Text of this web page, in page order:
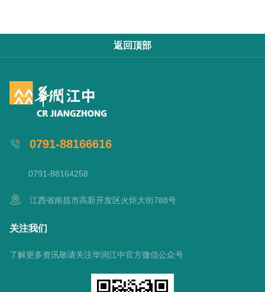
返回顶部
0791-88166616
0791-88164258
江西省南昌市高新开发区火炬大街788号
关注我们
了解更多资讯敬请关注华润江中官方微信公众号